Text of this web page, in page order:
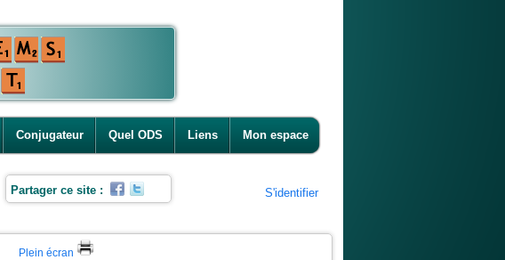
Conjugateur Quel ODS Liens Mon espace
Partager ce site : S'identifier
Plein écran